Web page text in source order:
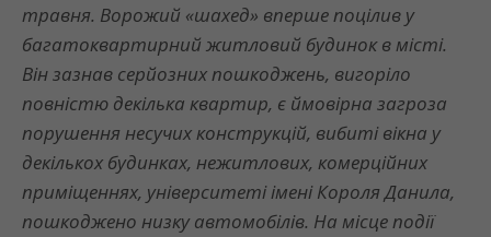
травня. Ворожий «шахед» вперше поцілив у
багатоквартирний житловий будинок в місті.
Він зазнав серйозних пошкоджень, вигоріло
повністю декілька квартир, є ймовірна загроза
порушення несучих конструкцій, вибиті вікна у
декількох будинках, нежитлових, комерційних
приміщеннях, університеті імені Короля Данила,
пошкоджено низку автомобілів. На місце події